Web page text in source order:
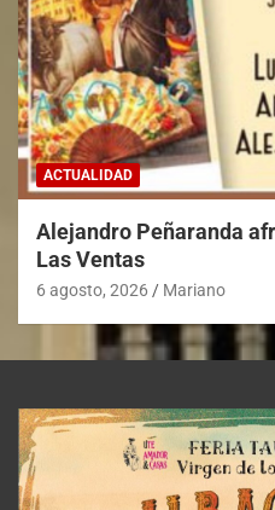
ACTUALIDAD
Alejandro Peñaranda
Las Ventas
6 agosto, 2026 Mariano